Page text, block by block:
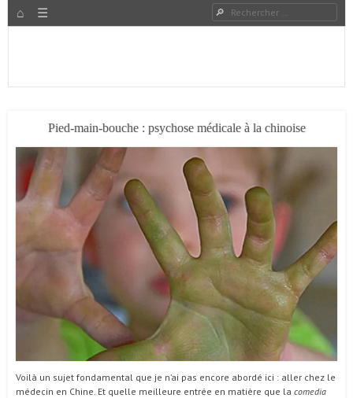
HOME Rechercher
Pied-main-bouche : psychose médicale à la chinoise
Voilà un sujet fondamental que je n’ai pas encore abordé ici : aller chez le
médecin en Chine. Et quelle meilleure entrée en matière que la comedia